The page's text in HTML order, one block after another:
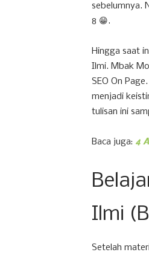
sebelumnya.
8 😁.
Hingga saat
Ilmi. Mbak
SEO On
menjadi
tulisan ini
Baca juga: 4
Ilmi
Setelah